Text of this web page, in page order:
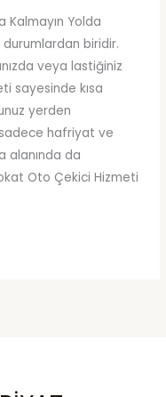
Kalmayın Yolda
biridir.
veya lastiğiniz
sayesinde kısa
yerden
hafriyat ve
alanında da
Oto Çekici Hizmeti